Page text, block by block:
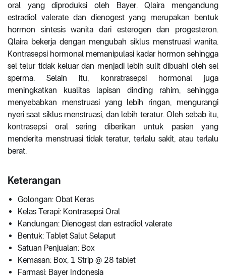
oral yang diproduksi oleh Bayer. Qlaira mengandung
estradiol valerate dan dienogest yang merupakan bentuk
hormon sintesis wanita dari esterogen dan progesteron.
Qlaira bekerja dengan mengubah siklus menstruasi wanita.
Kontrasepsi hormonal memanipulasi kadar hormon sehingga
sel telur tidak keluar dan menjadi lebih sulit dibuahi oleh sel
sperma. Selain itu, konratrasepsi hormonal juga
meningkatkan kualitas lapisan dinding rahim, sehingga
menyebabkan menstruasi yang lebih ringan, mengurangi
nyeri saat siklus menstruasi, dan lebih teratur. Oleh sebab itu,
kontrasepsi oral sering diberikan untuk pasien yang
menderita menstruasi tidak teratur, terlalu sakit, atau terlalu
berat.
Keterangan
Golongan: Obat Keras
Kelas Terapi: Kontrasepsi Oral
Kandungan: Dienogest dan estradiol valerate
Bentuk: Tablet Salut Selaput
Satuan Penjualan: Box
Kemasan: Box, 1 Strip @ 28 tablet
Farmasi: Bayer Indonesia